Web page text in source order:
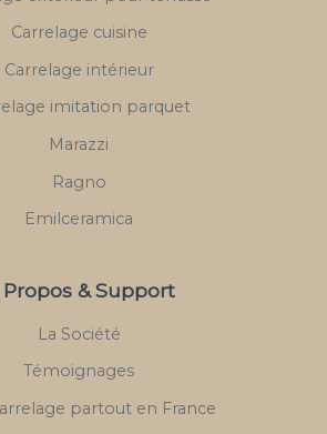
Carrelage cuisine
Carrelage intérieur
imitation parquet
Marazzi
Ragno
Emilceramica
& Support
La Société
Témoignages
partout en France